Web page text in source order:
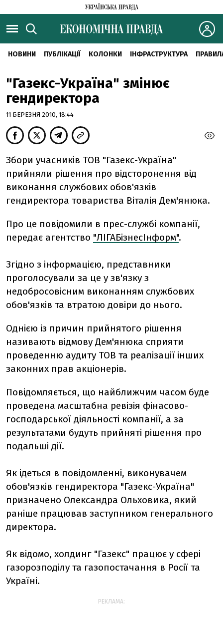
НОВИНИ ПУБЛІКАЦІЇ КОЛОНКИ ІНФРАСТРУКТУРА
"Газекс-Україна" змінює
гендиректора
11 БЕРЕЗНЯ 2010, 18:44
Збори учасників ТОВ "Газекс-Україна"
прийняли рішення про відсторонення від
виконання службових обов'язків
гендиректора товариства Віталія Дем'янюка.
Про це повідомили в прес-службі компанії,
передає агентство "ЛІГАБізнесІнформ".
Згідно з інформацією, представники
проголосували за це у зв'язку з
недобросовісним виконанням службових
обов'язків та втратою довіри до нього.
Однією із причин прийнятого рішення
називають відмову Дем'янюка сприяти
проведенню аудиту ТОВ та реалізації інших
законних прав акціонерів.
Повідомляється, що найближчим часом буде
проведена масштабна ревізія фінасово-
господарської діяльності компанії, а за
результатами будуть прийняті рішення про
подальші дії.
Як ідеться в повідомленні, виконувачем
обов'язків гендиректора "Газекс-Україна"
призначено Олександра Ольховика, який
раніше працював заступником генерального
директора.
Як відомо, холдинг "Газекс" працює у сфері
газорозподілу та газопостачання в Росії та
Україні.
РЕКЛАМА: